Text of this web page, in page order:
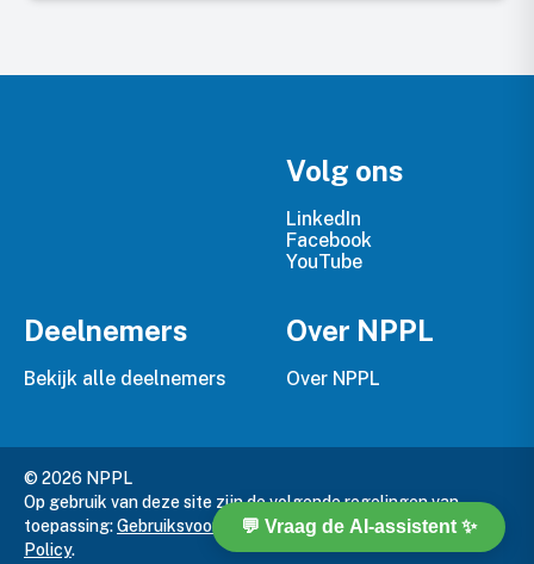
Volg ons
LinkedIn
Facebook
YouTube
Deelnemers
Bekijk alle deelnemers
Over NPPL
Over NPPL
© 2026 NPPL
Op gebruik van deze site zijn de volgende regelingen van
toepassing:Gebruiksvoorwaarden,Privacy PolicyenCookie
Policy.